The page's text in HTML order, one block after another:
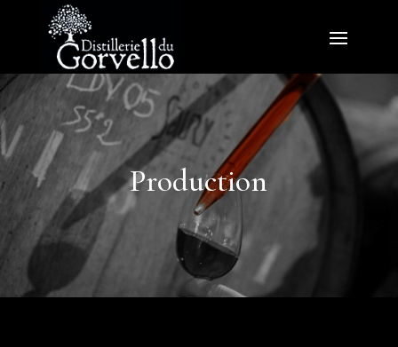
Production